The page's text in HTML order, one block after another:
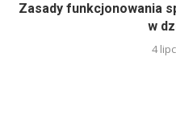
Zasady funkcjonowania
w
4